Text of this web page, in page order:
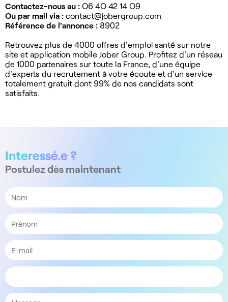
Contactez-nous au : O6 4O 42 14 O9
Ou par mail via : contact@jobergroup.com
Référence de l'annonce : 8902
Retrouvez plus de 4000 offres d'emploi santé sur notre
site et application mobile Jober Group. Profitez d'un réseau
de 1000 partenaires sur toute la France, d'une équipe
d'experts du recrutement à votre écoute et d'un service
totalement gratuit dont 99% de nos candidats sont
satisfaits.
Interessé.e ?
Postulez dès maintenant